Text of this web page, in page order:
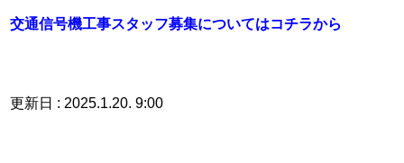
交通信号機工事スタッフ募集についてはコチラから
更新日 : 2025.1.20. 9:00